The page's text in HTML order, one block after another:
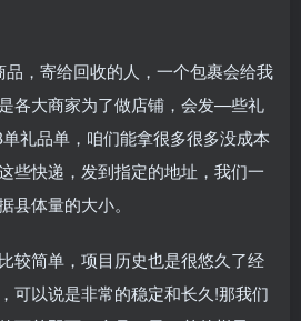
，寄给回收的人，一个包裹会给我
各大商家为了做店铺，会发—些礼
礼品单，咱们能拿很多很多没成本
些快递，发到指定的地址，我们一
县体量的大小。
较简单，项目历史也是很悠久了经
可以说是非常的稳定和长久!那我们